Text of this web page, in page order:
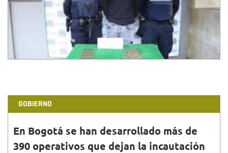
a un joven que llevaba municiones de fusil calibre 5.
GOBIERNO
En Bogotá se han desarrollado más de
390 operativos que dejan la incautación